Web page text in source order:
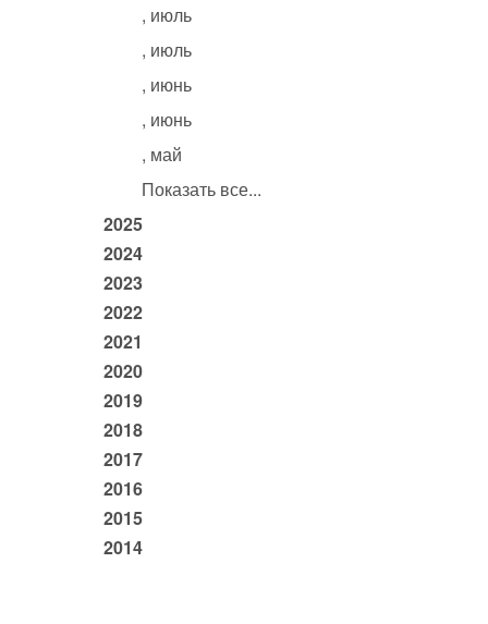
, июль
, июль
, июнь
, июнь
, май
Показать все...
2025
2024
2023
2022
2021
2020
2019
2018
2017
2016
2015
2014